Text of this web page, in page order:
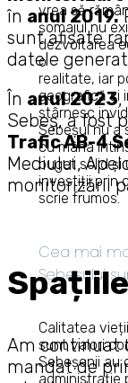
vrea să
șomajul nu
dezvoltarea
o
realitate, iar
geografică și
stârnesc
Sebeșul nu a
cu mâna
buget solid și
investiții prin
scrie frumos.
Cea mai
Sebeșului
Calitatea
sunt valori
Sebeșenii au
administrație
în anul 2019.
sunt afișate
datele
În anul 2023,
Sebeș, a fost
Trafic AB-4
Mediului,
monitorizării
Am continuat
mandat de